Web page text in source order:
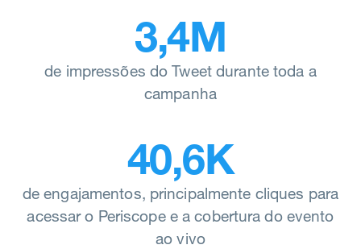
3,4M
de impressões do Tweet durante toda a
campanha
40,6K
de engajamentos, principalmente cliques para
acessar o Periscope e a cobertura do evento
ao vivo